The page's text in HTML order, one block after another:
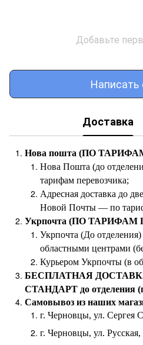
Добавьте
Написать
Доставка
Нова пошта (ПО
Нова Пошта (до
тарифам перевозчика;
Адресная доставка до
Новой Почты — по
Укрпочта (ПО
Укрпочта (До
областными центрами
Курьером Укрпочты (в
БЕСПЛАТНАЯ
СТАНДАРТ до отделения
Самовывоз из наших
г. Черновцы, ул. Сергея
г. Черновцы, ул. Русская,